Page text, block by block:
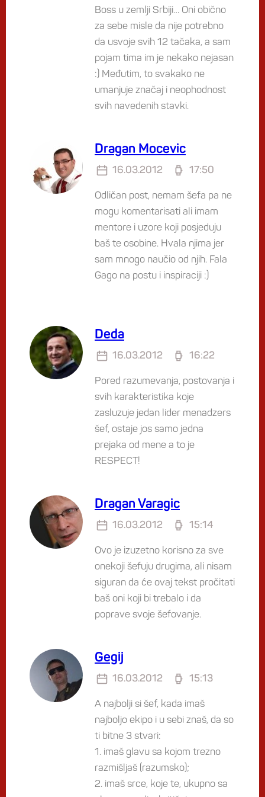
Boss u zemlji Srbiji… Oni obično
za sebe misle da nije potrebno
da usvoje svih 12 tačaka, a sam
pojam tima im je nekako nejasan
:) Međutim, to svakako ne
umanjuje značaj i neophodnost
svih navedenih stavki.
Dragan Mocevic
16.03.2012 17:50
Odličan post, nemam šefa pa ne
mogu komentarisati ali imam
mentore i uzore koji posjeduju
baš te osobine. Hvala njima jer
sam mnogo naučio od njih. Fala
Gago na postu i inspiraciji :)
Deda
16.03.2012 16:22
Pored razumevanja, postovanja i
svih karakteristika koje
zasluzuje jedan lider menadzers
šef, ostaje jos samo jedna
prejaka od mene a to je
RESPECT!
Dragan Varagic
16.03.2012 15:14
Ovo je izuzetno korisno za sve
onekoji šefuju drugima, ali nisam
siguran da će ovaj tekst pročitati
baš oni koji bi trebalo i da
poprave svoje šefovanje.
Gegij
16.03.2012 15:13
A najbolji si šef, kada imaš
najboljo ekipo i u sebi znaš, da so
ti bitne 3 stvari:
1. imaš glavu sa kojom trezno
razmišljaš (razumsko);
2. imaš srce, koje te, ukupno sa